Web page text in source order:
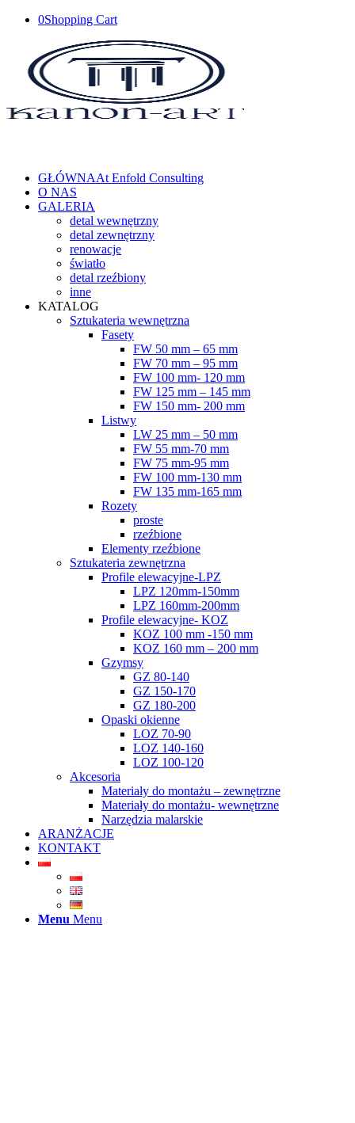
0Shopping Cart
GŁÓWNAAt Enfold Consulting
O NAS
GALERIA
detal wewnętrzny
detal zewnętrzny
renowacje
światło
detal rzeźbiony
inne
KATALOG
Sztukateria wewnętrzna
Fasety
FW 50 mm – 65 mm
FW 70 mm – 95 mm
FW 100 mm- 120 mm
FW 125 mm – 145 mm
FW 150 mm- 200 mm
Listwy
LW 25 mm – 50 mm
FW 55 mm-70 mm
FW 75 mm-95 mm
FW 100 mm-130 mm
FW 135 mm-165 mm
Rozety
proste
rzeźbione
Elementy rzeźbione
Sztukateria zewnętrzna
Profile elewacyjne-LPZ
LPZ 120mm-150mm
LPZ 160mm-200mm
Profile elewacyjne- KOZ
KOZ 100 mm -150 mm
KOZ 160 mm – 200 mm
Gzymsy
GZ 80-140
GZ 150-170
GZ 180-200
Opaski okienne
LOZ 70-90
LOZ 140-160
LOZ 100-120
Akcesoria
Materiały do montażu – zewnętrzne
Materiały do montażu- wewnętrzne
Narzędzia malarskie
ARANŻACJE
KONTAKT
Menu Menu